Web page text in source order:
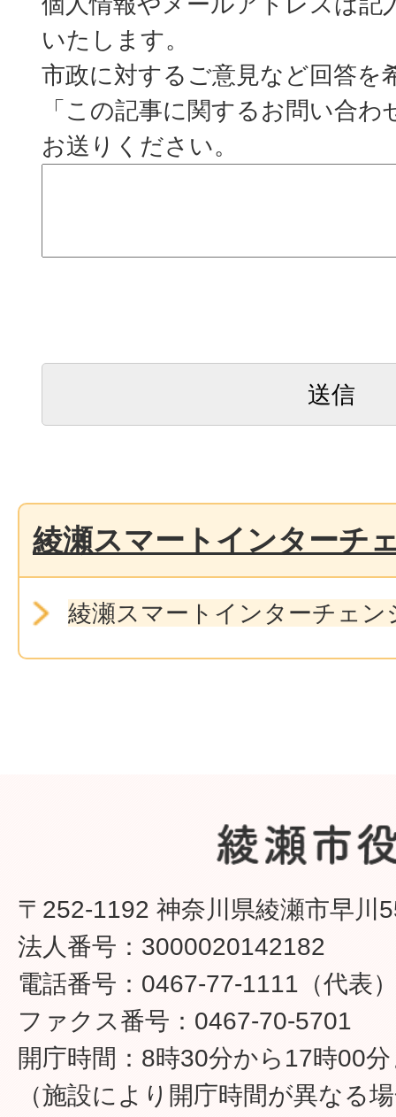
いたします。
市政に対するご意見など回答を
「この記事に関するお問い合
お送りください。
綾瀬スマートインターチ
綾瀬スマートインターチェン
〒252-1192 神奈川県綾瀬市早川
法人番号：3000020142182
電話番号：0467-77-1111（代表
ファクス番号：0467-70-5701
開庁時間：8時30分から17時00
（施設により開庁時間が異なる